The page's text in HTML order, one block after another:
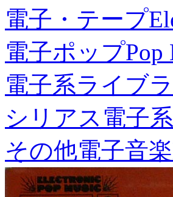
電子・テープ
電子ポップPop
電子系ライブ
シリアス電子系
その他電子音楽